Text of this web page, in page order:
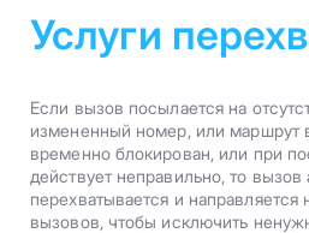
Услуги
Если вызов посылается на
измененный номер, или маршрут
временно блокирован, или при
действует неправильно, то вызов
перехватывается и направляется
вызовов, чтобы исключить